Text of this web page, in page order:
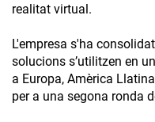
realitat virtual.
L'empresa s'ha
solucions s’utilitzen en
a Europa, Amèrica
per a una segona ronda